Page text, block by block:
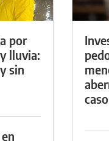
por
lluvia:
sin
caso